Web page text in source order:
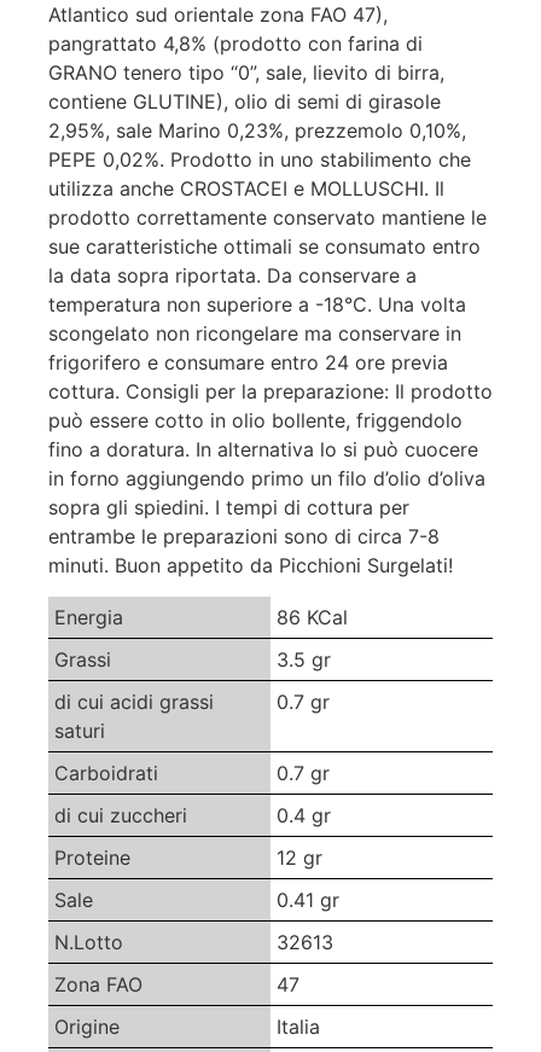
Atlantico sud orientale zona FAO 47),
pangrattato 4,8% (prodotto con farina di
GRANO tenero tipo “0”, sale, lievito di birra,
contiene GLUTINE), olio di semi di girasole
2,95%, sale Marino 0,23%, prezzemolo 0,10%,
PEPE 0,02%. Prodotto in uno stabilimento che
utilizza anche CROSTACEI e MOLLUSCHI. Il
prodotto correttamente conservato mantiene le
sue caratteristiche ottimali se consumato entro
la data sopra riportata. Da conservare a
temperatura non superiore a -18°C. Una volta
scongelato non ricongelare ma conservare in
frigorifero e consumare entro 24 ore previa
cottura. Consigli per la preparazione: Il prodotto
può essere cotto in olio bollente, friggendolo
fino a doratura. In alternativa lo si può cuocere
in forno aggiungendo primo un filo d’olio d’oliva
sopra gli spiedini. I tempi di cottura per
entrambe le preparazioni sono di circa 7-8
minuti. Buon appetito da Picchioni Surgelati!
Energia
86 KCal
Grassi
3.5 gr
di cui acidi grassi
saturi
0.7 gr
Carboidrati
0.7 gr
di cui zuccheri
0.4 gr
Proteine
12 gr
Sale
0.41 gr
N.Lotto
32613
Zona FAO
47
Origine
Italia